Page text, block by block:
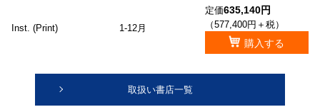
Inst. (Print) 1-12月
定価635,140円
（577,400円＋税）
購入する
取扱い書店一覧